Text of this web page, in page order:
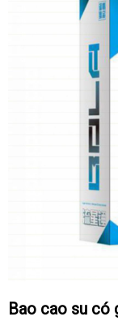
Bao cao su